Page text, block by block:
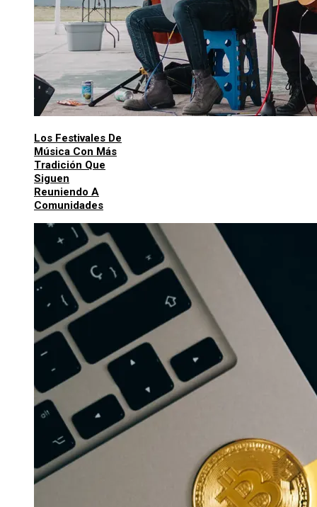
Los Festivales De
Música Con Más
Tradición Que
Siguen
Reuniendo A
Comunidades